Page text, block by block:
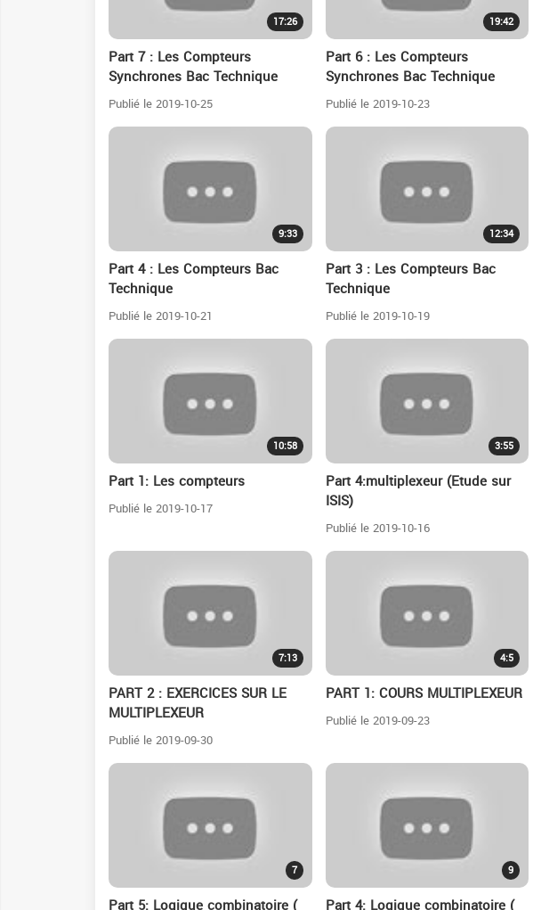
17:26
Part 7 : Les Compteurs
Synchrones Bac Technique
Publié le 2019-10-25
19:42
Part 6 : Les Compteurs
Synchrones Bac Technique
Publié le 2019-10-23
9:33
Part 4 : Les Compteurs Bac
Technique
Publié le 2019-10-21
12:34
Part 3 : Les Compteurs Bac
Technique
Publié le 2019-10-19
10:58
Part 1: Les compteurs
Publié le 2019-10-17
3:55
Part 4:multiplexeur (Etude sur
ISIS)
Publié le 2019-10-16
7:13
PART 2 : EXERCICES SUR LE
MULTIPLEXEUR
Publié le 2019-09-30
4:5
PART 1: COURS MULTIPLEXEUR
Publié le 2019-09-23
7 9